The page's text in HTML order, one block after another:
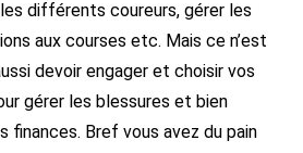
différents coureurs, gérer les
aux courses etc. Mais ce n’est
devoir engager et choisir vos
gérer les blessures et bien
finances. Bref vous avez du pain